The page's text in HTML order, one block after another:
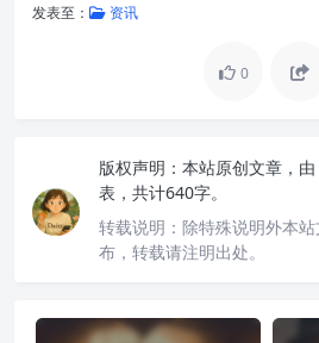
发表至： 资讯
0
版权声明： 本站原创文章，由
表，共计640字。
转载说明： 除特殊说明外本
布，转载请注明出处。